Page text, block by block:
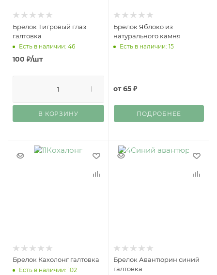
Брелок Тигровый глаз
галтовка
Есть в наличии: 46
100 ₽/шт
В КОРЗИНУ
Брелок Яблоко из
натурального камня
Есть в наличии: 15
от65 ₽
ПОДРОБНЕЕ
Брелок Кахолонг галтовка
Есть в наличии: 102
Брелок Авантюрин синий
галтовка